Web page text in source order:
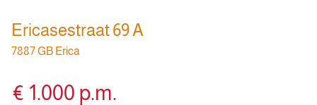
Ericasestraat 69 A
7887 GB Erica
€ 1.000 p.m.